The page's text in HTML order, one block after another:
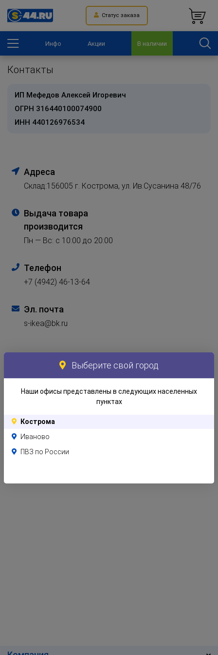
Статус заказа
Инфо Акции В наличии
Контакты
ИП Мефедов Алексей Игоревич
ОГРН 316440100074900
ИНН 440126976534
Адреса
Склад:156005 г. Кострома, ул. Ив.Сусанина 48/76
Выдача товара
производится
Пн — Вс: с 10:00 до 20:00
Телефон
+7 (4942) 46-13-64
Эл. почта
s-ikea@bk.ru
Выберите свой город
Наши офисы представлены в следующих населенных
пунктах
Кострома
Иваново
ПВЗ по России